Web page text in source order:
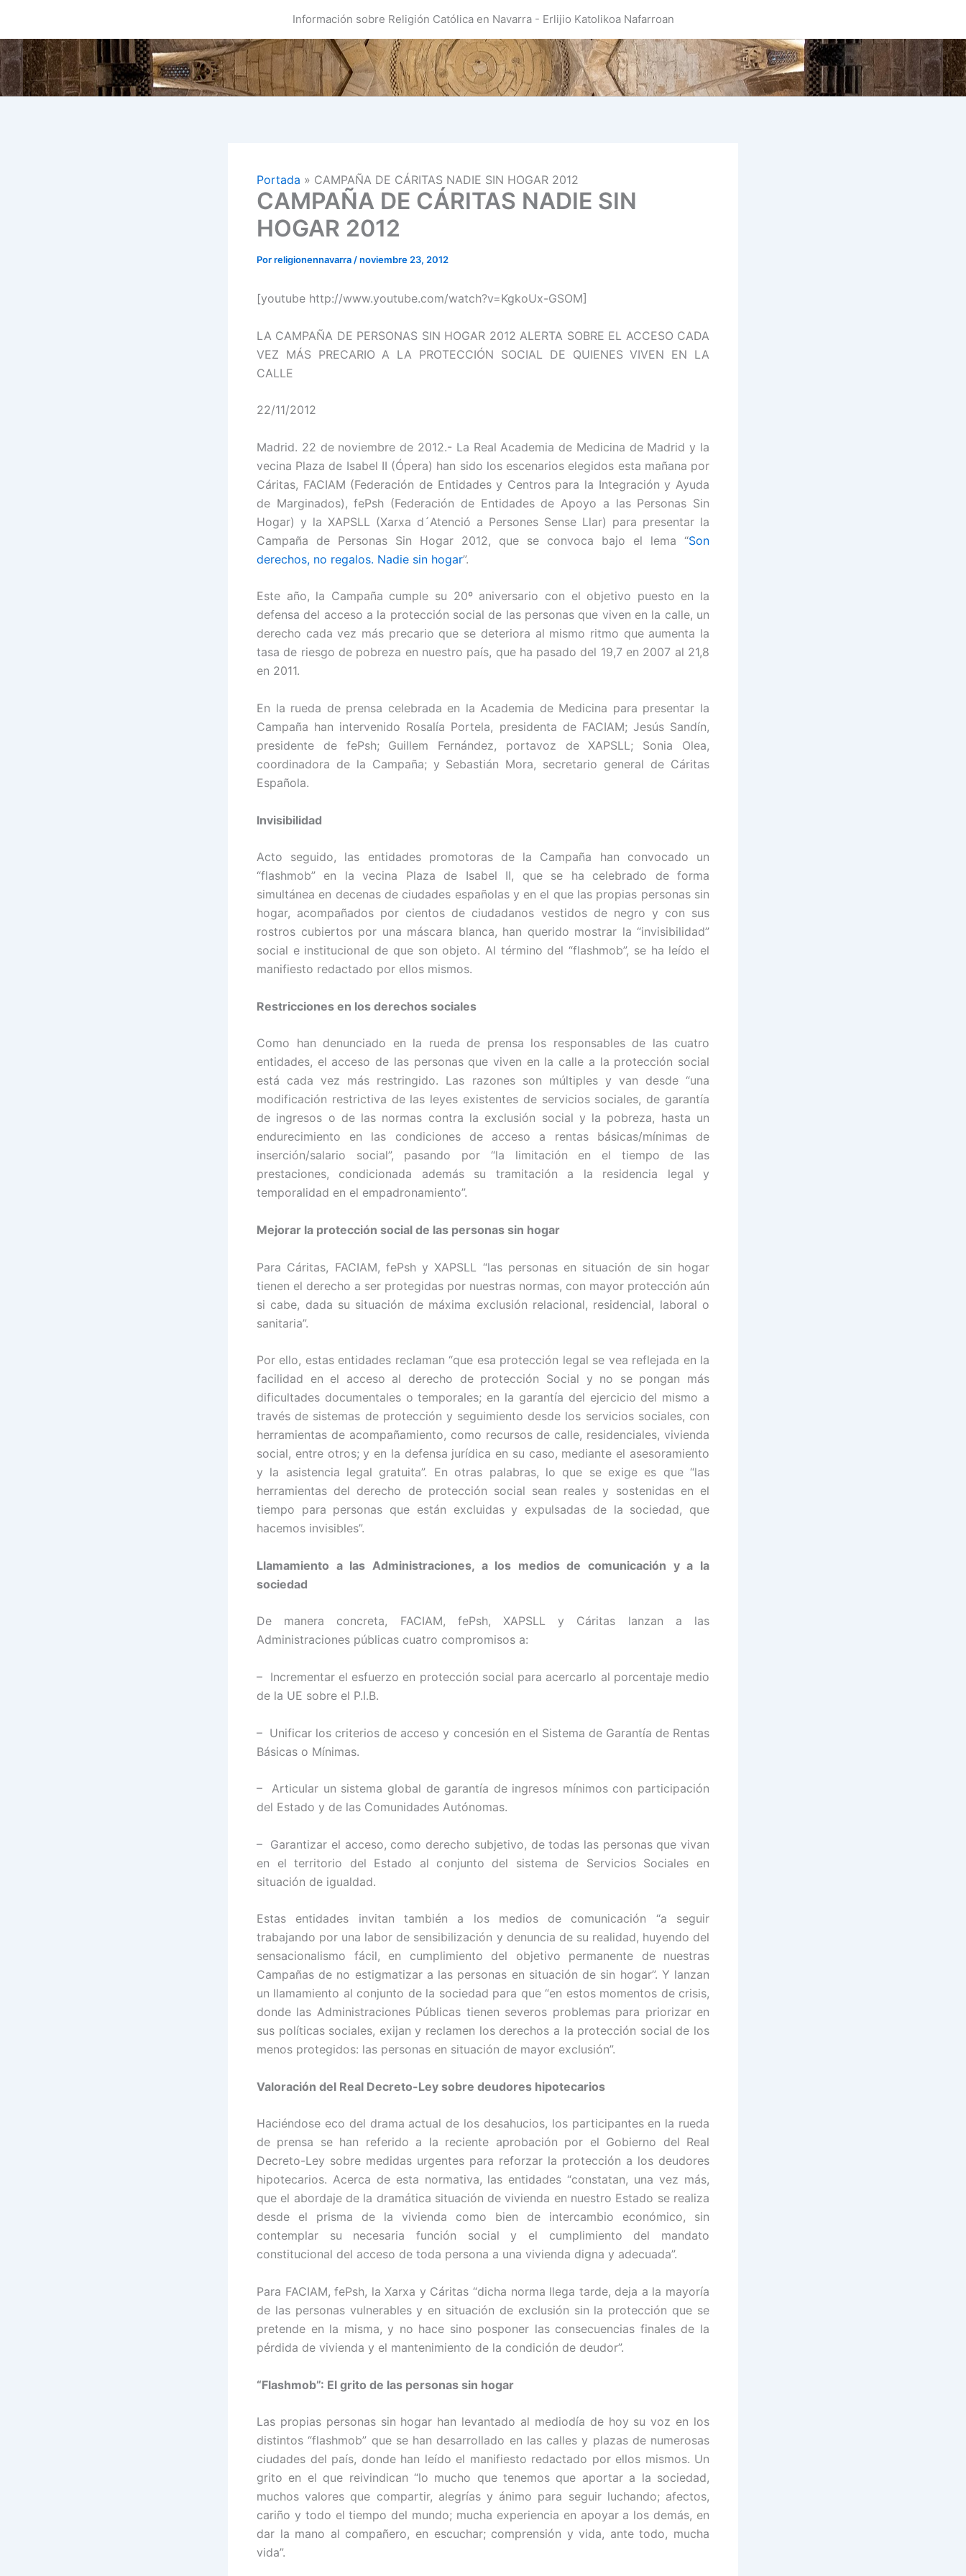
contenido
Información sobre Religión Católica en Navarra - Erlijio Katolikoa Nafarroan
Portada » CAMPAÑA DE CÁRITAS NADIE SIN HOGAR 2012
CAMPAÑA DE CÁRITAS NADIE SIN
HOGAR 2012
Porreligionennavarra /noviembre 23, 2012
[youtube http://www.youtube.com/watch?v=KgkoUx-GSOM]
LA CAMPAÑA DE PERSONAS SIN HOGAR 2012 ALERTA SOBRE EL ACCESO CADA
VEZ MÁS PRECARIO A LA PROTECCIÓN SOCIAL DE QUIENES VIVEN EN LA
CALLE
22/11/2012
Madrid. 22 de noviembre de 2012.- La Real Academia de Medicina de Madrid y la
vecina Plaza de Isabel II (Ópera) han sido los escenarios elegidos esta mañana por
Cáritas, FACIAM (Federación de Entidades y Centros para la Integración y Ayuda
de Marginados), fePsh (Federación de Entidades de Apoyo a las Personas Sin
Hogar) y la XAPSLL (Xarxa d´Atenció a Persones Sense Llar) para presentar la
Campaña de Personas Sin Hogar 2012, que se convoca bajo el lema “Son
derechos, no regalos. Nadie sin hogar”.
Este año, la Campaña cumple su 20º aniversario con el objetivo puesto en la
defensa del acceso a la protección social de las personas que viven en la calle, un
derecho cada vez más precario que se deteriora al mismo ritmo que aumenta la
tasa de riesgo de pobreza en nuestro país, que ha pasado del 19,7 en 2007 al 21,8
en 2011.
En la rueda de prensa celebrada en la Academia de Medicina para presentar la
Campaña han intervenido Rosalía Portela, presidenta de FACIAM; Jesús Sandín,
presidente de fePsh; Guillem Fernández, portavoz de XAPSLL; Sonia Olea,
coordinadora de la Campaña; y Sebastián Mora, secretario general de Cáritas
Española.
Invisibilidad
Acto seguido, las entidades promotoras de la Campaña han convocado un
“flashmob” en la vecina Plaza de Isabel II, que se ha celebrado de forma
simultánea en decenas de ciudades españolas y en el que las propias personas sin
hogar, acompañados por cientos de ciudadanos vestidos de negro y con sus
rostros cubiertos por una máscara blanca, han querido mostrar la “invisibilidad”
social e institucional de que son objeto. Al término del “flashmob”, se ha leído el
manifiesto redactado por ellos mismos.
Restricciones en los derechos sociales
Como han denunciado en la rueda de prensa los responsables de las cuatro
entidades, el acceso de las personas que viven en la calle a la protección social
está cada vez más restringido. Las razones son múltiples y van desde “una
modificación restrictiva de las leyes existentes de servicios sociales, de garantía
de ingresos o de las normas contra la exclusión social y la pobreza, hasta un
endurecimiento en las condiciones de acceso a rentas básicas/mínimas de
inserción/salario social”, pasando por “la limitación en el tiempo de las
prestaciones, condicionada además su tramitación a la residencia legal y
temporalidad en el empadronamiento”.
Mejorar la protección social de las personas sin hogar
Para Cáritas, FACIAM, fePsh y XAPSLL “las personas en situación de sin hogar
tienen el derecho a ser protegidas por nuestras normas, con mayor protección aún
si cabe, dada su situación de máxima exclusión relacional, residencial, laboral o
sanitaria”.
Por ello, estas entidades reclaman “que esa protección legal se vea reflejada en la
facilidad en el acceso al derecho de protección Social y no se pongan más
dificultades documentales o temporales; en la garantía del ejercicio del mismo a
través de sistemas de protección y seguimiento desde los servicios sociales, con
herramientas de acompañamiento, como recursos de calle, residenciales, vivienda
social, entre otros; y en la defensa jurídica en su caso, mediante el asesoramiento
y la asistencia legal gratuita”. En otras palabras, lo que se exige es que “las
herramientas del derecho de protección social sean reales y sostenidas en el
tiempo para personas que están excluidas y expulsadas de la sociedad, que
hacemos invisibles”.
Llamamiento a las Administraciones, a los medios de comunicación y a la
sociedad
De manera concreta, FACIAM, fePsh, XAPSLL y Cáritas lanzan a las
Administraciones públicas cuatro compromisos a:
– Incrementar el esfuerzo en protección social para acercarlo al porcentaje medio
de la UE sobre el P.I.B.
– Unificar los criterios de acceso y concesión en el Sistema de Garantía de Rentas
Básicas o Mínimas.
– Articular un sistema global de garantía de ingresos mínimos con participación
del Estado y de las Comunidades Autónomas.
– Garantizar el acceso, como derecho subjetivo, de todas las personas que vivan
en el territorio del Estado al conjunto del sistema de Servicios Sociales en
situación de igualdad.
Estas entidades invitan también a los medios de comunicación “a seguir
trabajando por una labor de sensibilización y denuncia de su realidad, huyendo del
sensacionalismo fácil, en cumplimiento del objetivo permanente de nuestras
Campañas de no estigmatizar a las personas en situación de sin hogar”. Y lanzan
un llamamiento al conjunto de la sociedad para que “en estos momentos de crisis,
donde las Administraciones Públicas tienen severos problemas para priorizar en
sus políticas sociales, exijan y reclamen los derechos a la protección social de los
menos protegidos: las personas en situación de mayor exclusión”.
Valoración del Real Decreto-Ley sobre deudores hipotecarios
Haciéndose eco del drama actual de los desahucios, los participantes en la rueda
de prensa se han referido a la reciente aprobación por el Gobierno del Real
Decreto-Ley sobre medidas urgentes para reforzar la protección a los deudores
hipotecarios. Acerca de esta normativa, las entidades “constatan, una vez más,
que el abordaje de la dramática situación de vivienda en nuestro Estado se realiza
desde el prisma de la vivienda como bien de intercambio económico, sin
contemplar su necesaria función social y el cumplimiento del mandato
constitucional del acceso de toda persona a una vivienda digna y adecuada”.
Para FACIAM, fePsh, la Xarxa y Cáritas “dicha norma llega tarde, deja a la mayoría
de las personas vulnerables y en situación de exclusión sin la protección que se
pretende en la misma, y no hace sino posponer las consecuencias finales de la
pérdida de vivienda y el mantenimiento de la condición de deudor”.
“Flashmob”: El grito de las personas sin hogar
Las propias personas sin hogar han levantado al mediodía de hoy su voz en los
distintos “flashmob” que se han desarrollado en las calles y plazas de numerosas
ciudades del país, donde han leído el manifiesto redactado por ellos mismos. Un
grito en el que reivindican “lo mucho que tenemos que aportar a la sociedad,
muchos valores que compartir, alegrías y ánimo para seguir luchando; afectos,
cariño y todo el tiempo del mundo; mucha experiencia en apoyar a los demás, en
dar la mano al compañero, en escuchar; comprensión y vida, ante todo, mucha
vida”.